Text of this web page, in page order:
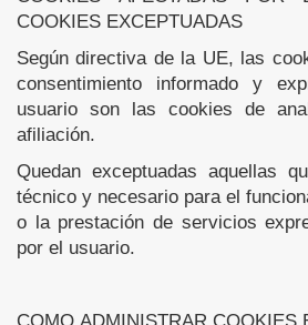
COOKIES EXCEPTUADAS
Según directiva de la UE, las
consentimiento informado y
usuario son las cookies de
afiliación.
Quedan exceptuadas aquellas
técnico y necesario para el
o la prestación de servicios
por el usuario.